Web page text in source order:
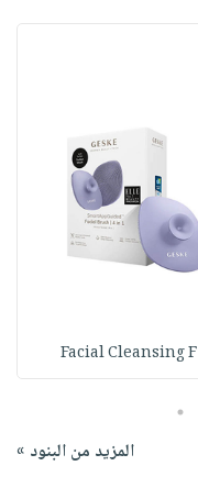
Facial Cleansing F
5
المزيد من البنود »